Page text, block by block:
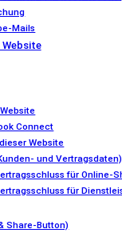
Mails
Connect
Website
und Vertragsdaten)
für Online-
für
Share-Button)